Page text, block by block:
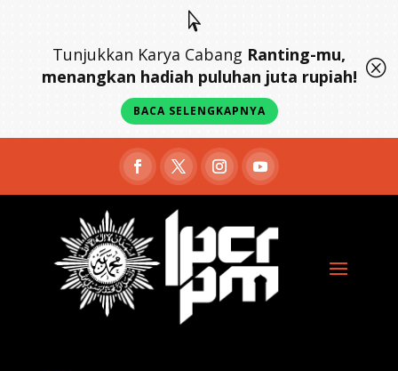

Tunjukkan Karya Cabang Ranting-mu,
menangkan hadiah puluhan juta rupiah!
BACA SELENGKAPNYA
Q